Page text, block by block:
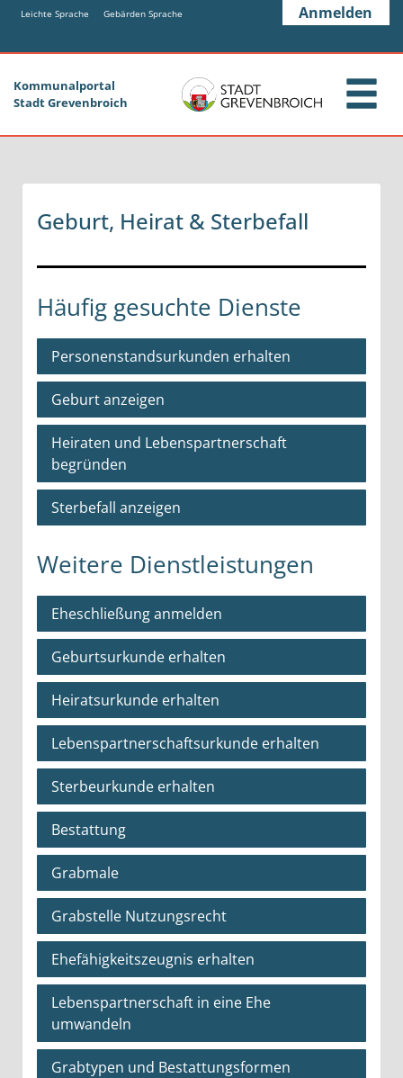
Zum Hauptinhalt springen
Zum Header
Zum Hauptinhalt
Zum Footer
Leichte Sprache Gebärden Sprache Anmelden
Kommunalportal
Stadt Grevenbroich
Geburt, Heirat & Sterbefall
Häufig gesuchte Dienste
Personenstandsurkunden erhalten
Geburt anzeigen
Heiraten und Lebenspartnerschaft
begründen
Sterbefall anzeigen
Weitere Dienstleistungen
Eheschließung anmelden
Geburtsurkunde erhalten
Heiratsurkunde erhalten
Lebenspartnerschaftsurkunde erhalten
Sterbeurkunde erhalten
Bestattung
Grabmale
Grabstelle Nutzungsrecht
Ehefähigkeitszeugnis erhalten
Lebenspartnerschaft in eine Ehe
umwandeln
Grabtypen und Bestattungsformen